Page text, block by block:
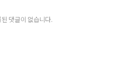
댓글이 없습니다.